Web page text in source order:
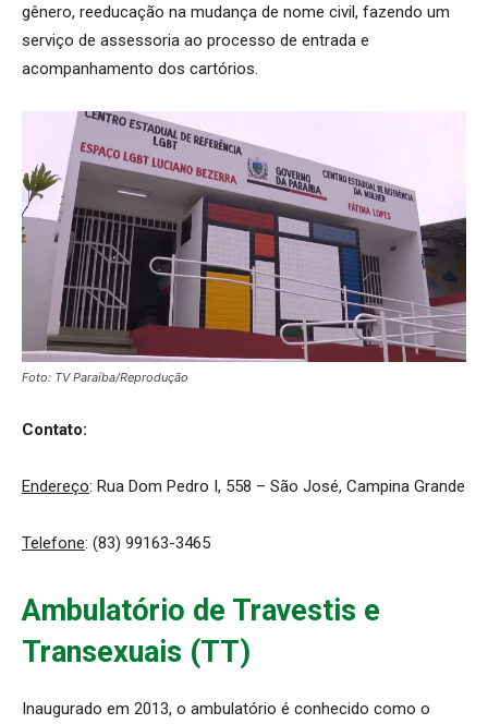
gênero, reeducação na mudança de nome civil, fazendo um
serviço de assessoria ao processo de entrada e
acompanhamento dos cartórios.
Foto: TV Paraíba/Reprodução
Contato:
Endereço: Rua Dom Pedro I, 558 – São José, Campina Grande
Telefone: (83) 99163-3465
Ambulatório de Travestis e
Transexuais (TT)
Inaugurado em 2013, o ambulatório é conhecido como o